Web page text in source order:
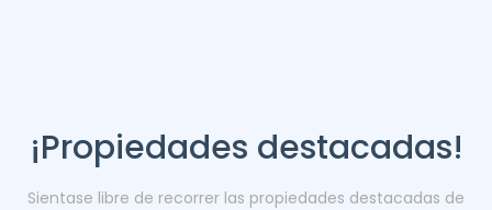
¡Propiedades destacadas!
Sientase libre de recorrer las propiedades destacadas de